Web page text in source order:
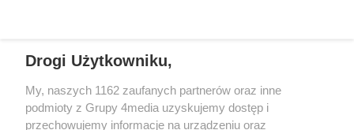
Drogi Użytkowniku,
My, naszych 1162 zaufanych partnerów oraz inne
podmioty z Grupy 4media uzyskujemy dostęp i
przechowujemy informacje na urządzeniu oraz